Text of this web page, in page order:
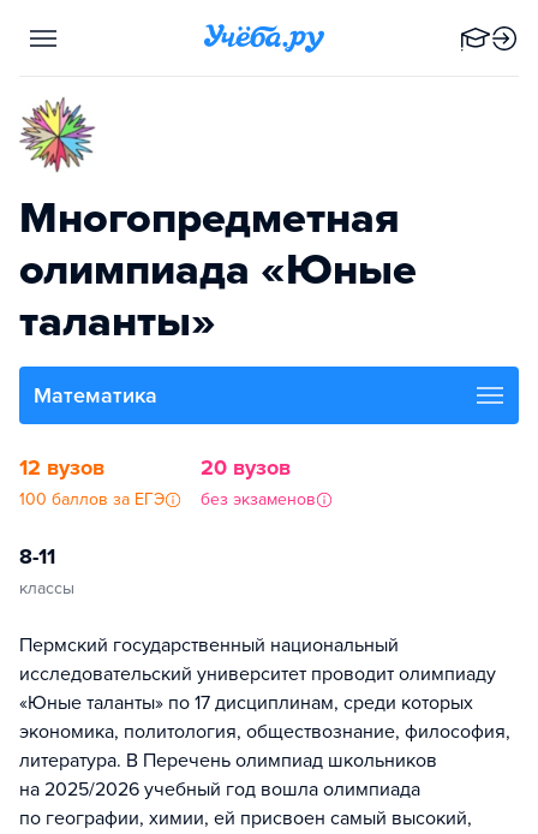
Многопредметная
олимпиада «Юные
таланты»
Математика
12 вузов
100 баллов за ЕГЭ
20 вузов
без экзаменов
8-11
классы
Пермский государственный национальный
исследовательский университет проводит олимпиаду
«Юные таланты» по 17 дисциплинам, среди которых
экономика, политология, обществознание, философия,
литература. В Перечень олимпиад школьников
на 2025/2026 учебный год вошла олимпиада
по географии, химии, ей присвоен самый высокий,